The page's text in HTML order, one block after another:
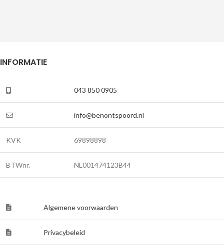
INFORMATIE
043 850 0905
info@benontspoord.nl
KVK 69898898
BTWnr. NL001474123B44
Algemene voorwaarden
Privacybeleid